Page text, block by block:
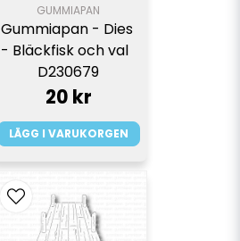
GUMMIAPAN
Gummiapan - Dies
- Bläckfisk och val
D230679
20 kr
LÄGG I VARUKORGEN